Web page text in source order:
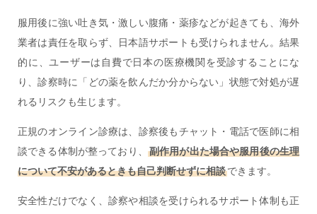
服用後に強い吐き気・激しい腹痛・薬疹などが起きても、海外
業者は責任を取らず、日本語サポートも受けられません。結果
的に、ユーザーは自費で日本の医療機関を受診することにな
り、診察時に「どの薬を飲んだか分からない」状態で対処が遅
れるリスクも生じます。
正規のオンライン診療は、診察後もチャット・電話で医師に相
談できる体制が整っており、
副作用が出た場合や服用後の生理
について不安があるときも自己判断せずに相談できます。
安全性だけでなく、診察や相談を受けられるサポート体制も正